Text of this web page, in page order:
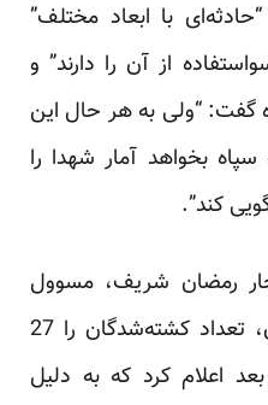
با ابعاد مختلف”
از آن را دارند” و
گفت: “ولی به هر حال این
بخواهد آمار شهدا را
کند”.
رمضان شریف، مسوول
روابط عمومی سپاه پاسداران، تعداد کشته‌شدگان را 27
اعلام کرد که به دلیل